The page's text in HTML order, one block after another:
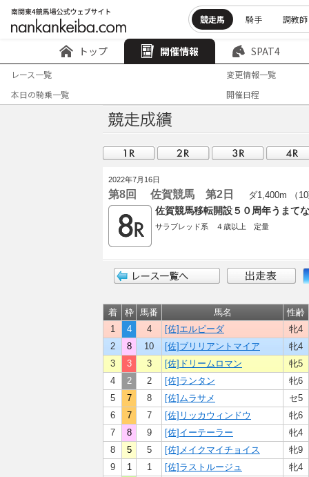
競走馬 騎手 調教師
トップ 開催情報 SPAT4
レース一覧
変更情報一覧
本日の騎乗一覧
開催日程
2022年7月16日
第8回 佐賀競馬 第2日 ダ1,400m （
佐賀競馬移転開設５０周年うまて
サラブレッド系 ４歳以上 定量
着 枠 馬番 馬名
性齢
1
4 4 [佐]エルピーダ
牝4
2
8 10 [佐]ブリリアントマイア
牝4
3
3 3 [佐]ドリームロマン
牝5
4
2 2 [佐]ランタン
牝6
5
7 8 [佐]ムラサメ
セ5
6
7 7 [佐]リッカウィンドウ
牝6
7
8 9 [佐]イーテーラー
牝4
8
5 5 [佐]メイクマイチョイス
牝9
9
1 1 [佐]ラストルージュ
牝4